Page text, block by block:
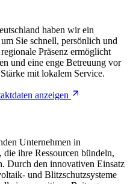
haben wir ein
Sie schnell, persönlich und
Präsenz ermöglicht
und eine enge Betreuung vor
mit lokalem Service.
anzeigen
Unternehmen in
ihre Ressourcen bündeln,
Durch den innovativen Einsatz
und Blitzschutzsysteme